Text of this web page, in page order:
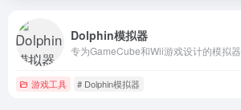
Dolphin模拟器
专为GameCube和Wii游戏设计的模拟器
游戏工具 # Dolphin模拟器